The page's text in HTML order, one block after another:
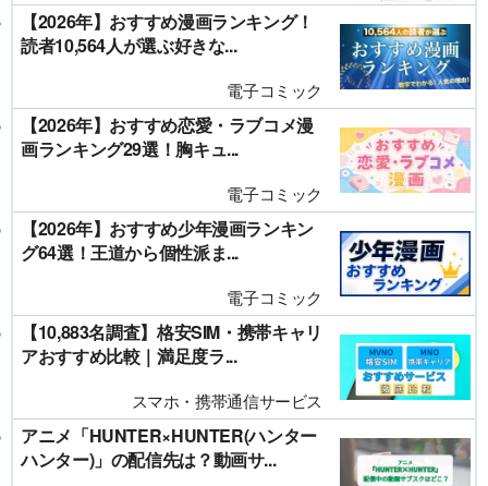
【2026年】おすすめ漫画ランキング！
読者10,564人が選ぶ好きな...
電子コミック
【2026年】おすすめ恋愛・ラブコメ漫
画ランキング29選！胸キュ...
電子コミック
【2026年】おすすめ少年漫画ランキン
グ64選！王道から個性派ま...
電子コミック
【10,883名調査】格安SIM・携帯キャリ
アおすすめ比較｜満足度ラ...
スマホ・携帯通信サービス
アニメ「HUNTER×HUNTER(ハンター
ハンター)」の配信先は？動画サ...